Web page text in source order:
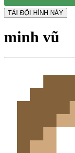
TẢI ĐỘI HÌNH NÀY
minh vũ